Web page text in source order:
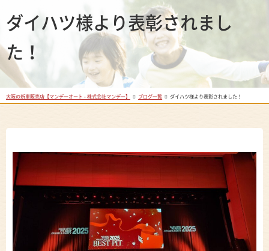
ダイハツ様より表彰されまし
た！
大阪の新車販売店【マンデーオート - 株式会社マンデー】 ブログ一覧 ダイハツ様より表彰されました！